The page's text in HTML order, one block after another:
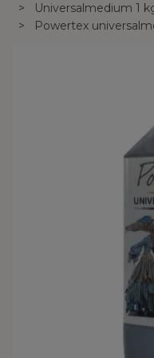
Universalmedium 1
Powertex